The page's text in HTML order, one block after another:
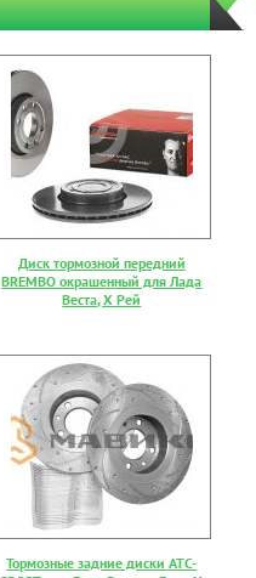
Диск тормозной передний
BREMBO окрашенный для Лада
Веста, Х Рей
Тормозные задние диски АТС-